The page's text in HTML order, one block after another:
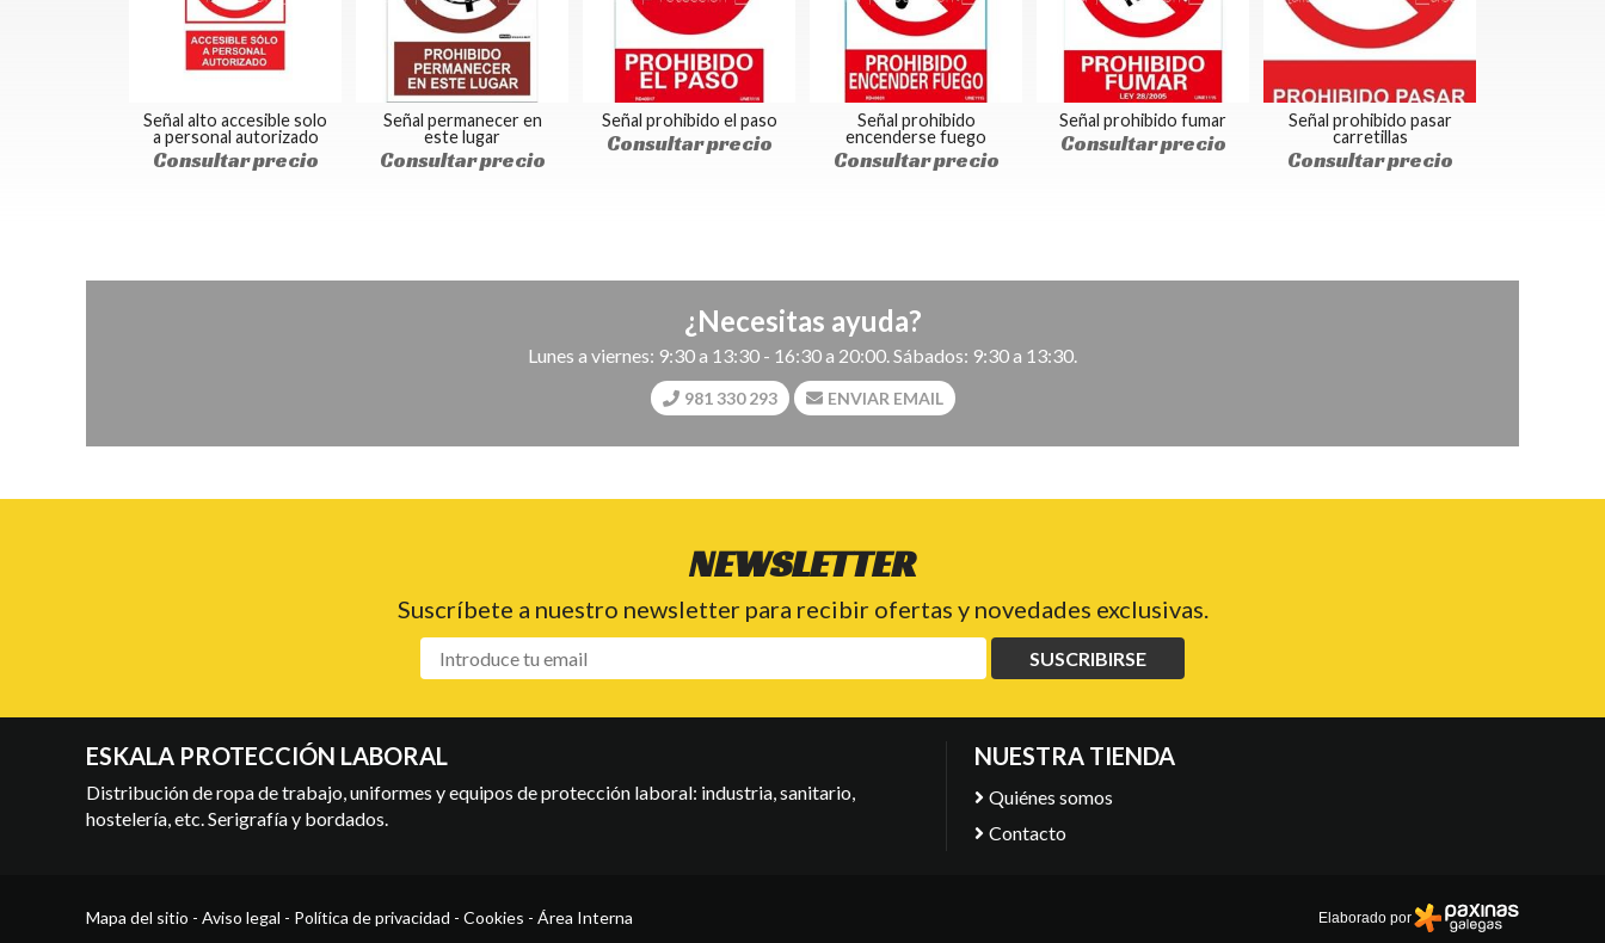
Señal alto accesible solo
a personal autorizado
Consultar precio
Señal permanecer en
este lugar
Consultar precio
Señal prohibido el paso
Consultar precio
Señal prohibido
encenderse fuego
Consultar precio
Señal prohibido fumar
Consultar precio
Señal prohibido pasar
carretillas
Consultar precio
¿Necesitas ayuda?
Lunes a viernes: 9:30 a 13:30 - 16:30 a 20:00. Sábados: 9:30 a 13:30.
981 330 293 ENVIAR EMAIL
NEWSLETTER
Suscríbete a nuestro newsletter para recibir ofertas y novedades exclusivas.
SUSCRIBIRSE
ESKALA PROTECCIÓN LABORAL
Distribución de ropa de trabajo, uniformes y equipos de protección laboral: industria, sanitario,
hostelería, etc. Serigrafía y bordados.
NUESTRA TIENDA
Quiénes somos
Contacto
Mapa del sitio - Aviso legal - Política de privacidad - Cookies - Área Interna Elaborado por